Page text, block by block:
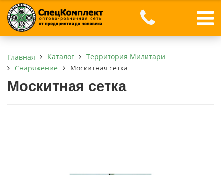
Главная Каталог
Территория Милитари
Снаряжение
Москитная сетка
Москитная сетка